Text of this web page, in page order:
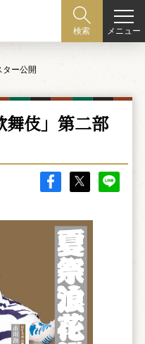
検索 メニュー
ター公開
舞伎」第二部